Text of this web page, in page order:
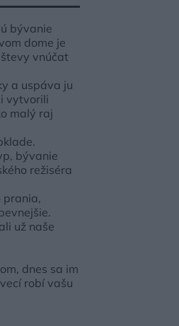
bývanie
dome je
vnúčat
a uspáva ju
vytvorili
malý raj
bývanie
režiséra
prania,
už naše
dnes sa im
robí vašu